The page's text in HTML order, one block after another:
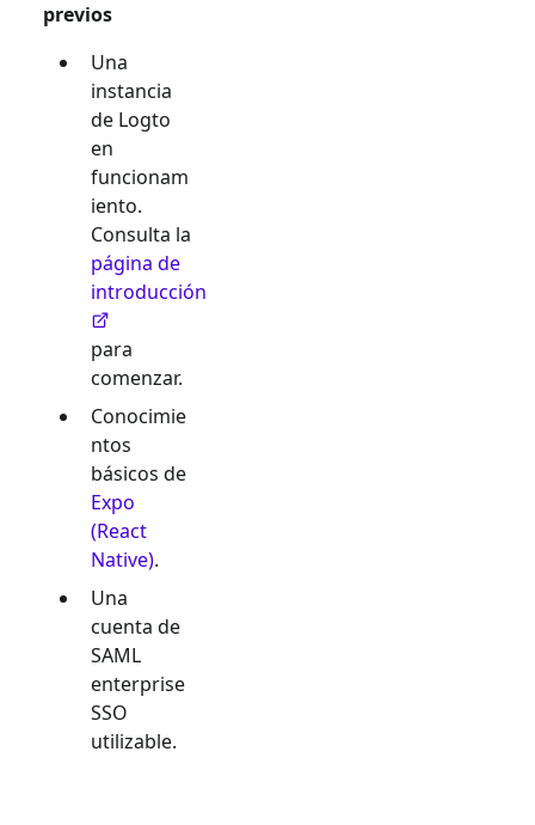
previos
Una
instancia
de Logto
en
funcionam
iento.
Consulta la
página de
introducción
para
comenzar.
Conocimie
ntos
básicos de
Expo
(React
Native).
Una
cuenta de
SAML
enterprise
SSO
utilizable.